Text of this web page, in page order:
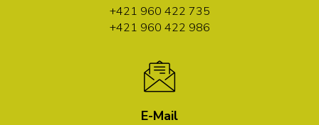
+421 960 422 735
+421 960 422 986
E-Mail